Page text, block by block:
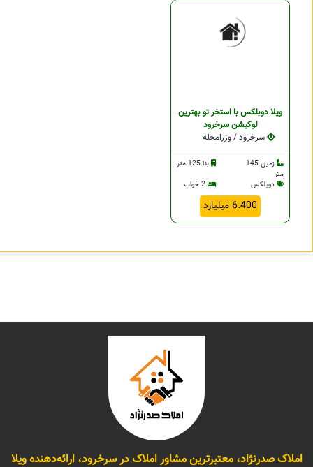
ویلا دوبلکس با استخر تو بهترین
لوکیشن سرخرود
سرخرود / وزرامحله
زمین 145
متر
بنا 125 متر
دوبلکس
2 خواب
6.400 میلیارد
املاک صدرنژاد، معتبرترین مشاور املاک در سرخرود، ارائه‌دهنده ویلا